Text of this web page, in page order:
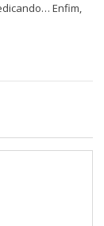
Enfim,